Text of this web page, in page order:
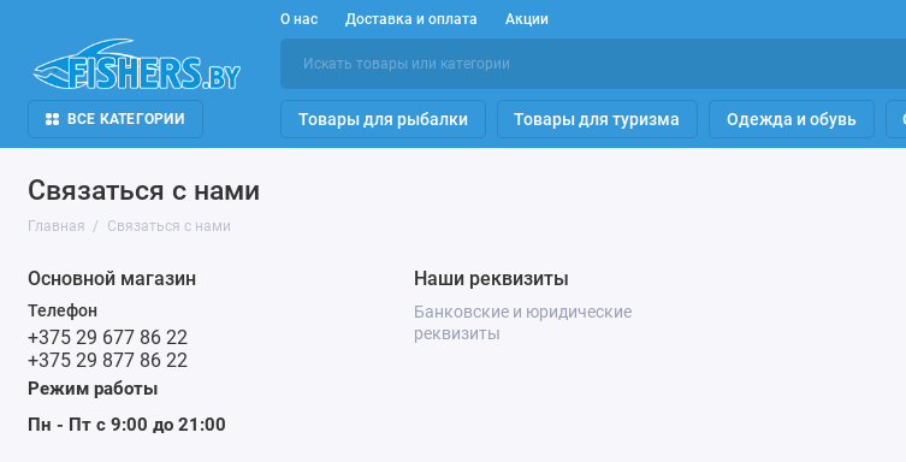
О нас Доставка и оплата Акции
ВСЕ КАТЕГОРИИ Товары для рыбалки Товары для туризма Одежда и обувь
Связаться с нами
Главная Связаться с нами
Основной магазин
Телефон
+375 29 677 86 22
+375 29 877 86 22
Режим работы
Пн - Пт с 9:00 до 21:00
Наши реквизиты
Банковские и юридические
реквизиты